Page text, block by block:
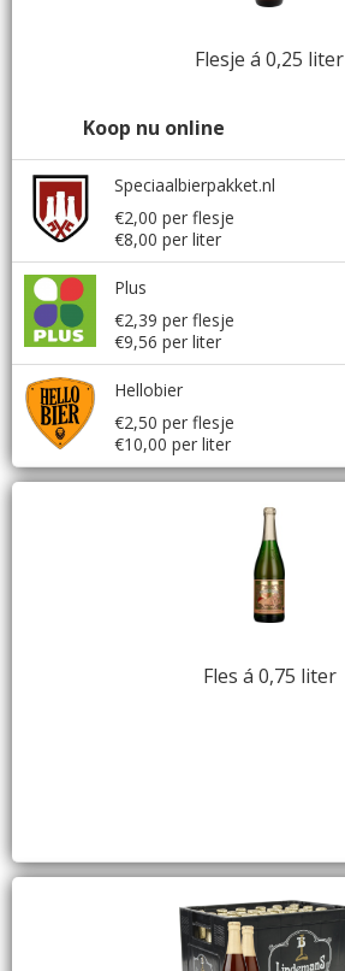
Flesje á 0,25 liter
Koop nu online
Speciaalbierpakket.nl
€2,00 per flesje
€8,00 per liter
Plus
€2,39 per flesje
€9,56 per liter
Hellobier
€2,50 per flesje
€10,00 per liter
Fles á 0,75 liter